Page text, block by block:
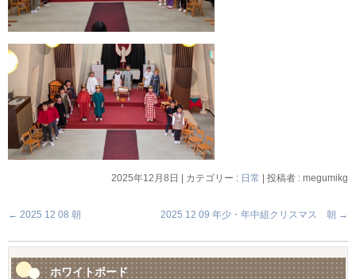
2025年12月8日 カテゴリー : 日常 投稿者 : megumikg
← 2025 12 08 朝 2025 12 09 年少・年中組クリスマス 朝 →
ホワイトボード